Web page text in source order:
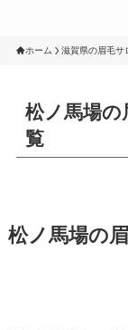
ホーム 滋賀県の眉毛サ
松ノ馬場
覧
松ノ馬場の